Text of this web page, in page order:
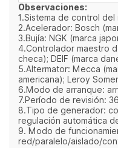
Observaciones:
1.Sistema de control del
2.Acelerador: Bosch
3.Bujía: NGK (marca
4.Controlador maestro
checa); DEIF (marca
5.Altermator: Mecca
americana); Leroy
6.Modo de arranque:
7.Período de revisión:
8.Tipo de generador:
regulación automática
9. Modo de
red/paralelo/aislado/